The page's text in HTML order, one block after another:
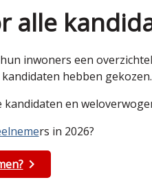
alle
inwoners een
hebben gekozen.
kandidaten en
rs in 2026?